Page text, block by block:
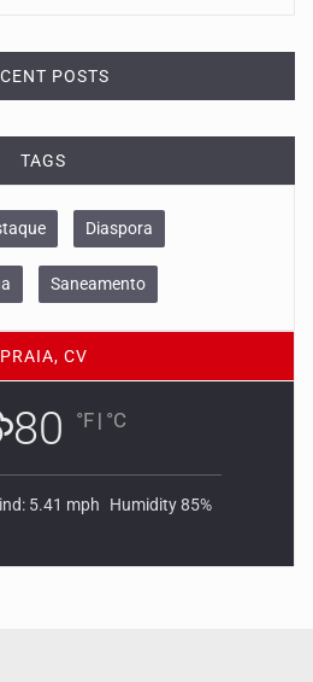
POSTS
TAGS
Diaspora
Saneamento
PRAIA, CV
80 °F | °C
5.41 mph Humidity 85%